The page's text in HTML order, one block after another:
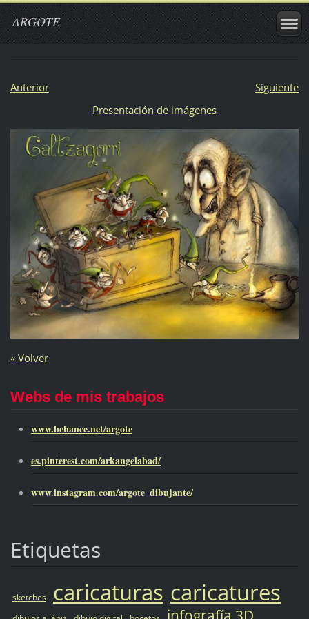
ARGOTE
Anterior
Siguiente
Presentación de imágenes
« Volver
Webs de mis trabajos
www.behance.net/argote
es.pinterest.com/arkangelabad/
www.instagram.com/argote_dibujante/
Etiquetas
sketches caricaturas caricatures